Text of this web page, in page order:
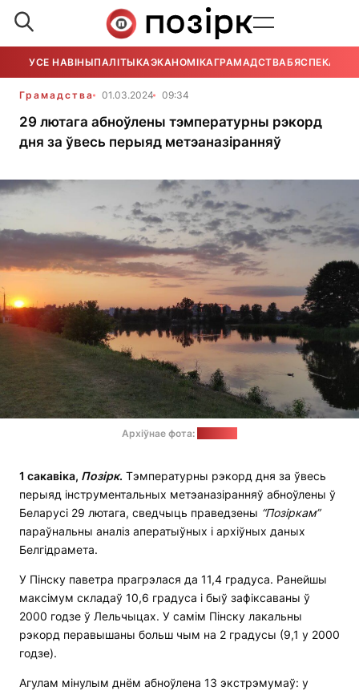
УСЕ НАВІНЫПАЛІТЫКАЭКАНОМІКАГРАМАДСТВАБЯСПЕКА
Грамадства 01.03.2024 09:34
29 лютага абноўлены тэмпературны рэкорд
дня за ўвесь перыяд метэаназіранняў
Архіўнае фота:
1 сакавіка, Позірк. Тэмпературны рэкорд дня за ўвесь
перыяд інструментальных метэаназіранняў абноўлены ў
Беларусі 29 лютага, сведчыць праведзены “Позіркам”
параўнальны аналіз аператыўных і архіўных даных
Белгідрамета.
У Пінску паветра прагрэлася да 11,4 градуса. Ранейшы
максімум складаў 10,6 градуса і быў зафіксаваны ў
2000 годзе ў Лельчыцах. У самім Пінску лакальны
рэкорд перавышаны больш чым на 2 градусы (9,1 у 2000
годзе).
Агулам мінулым днём абноўлена 13 экстрэмумаў: у